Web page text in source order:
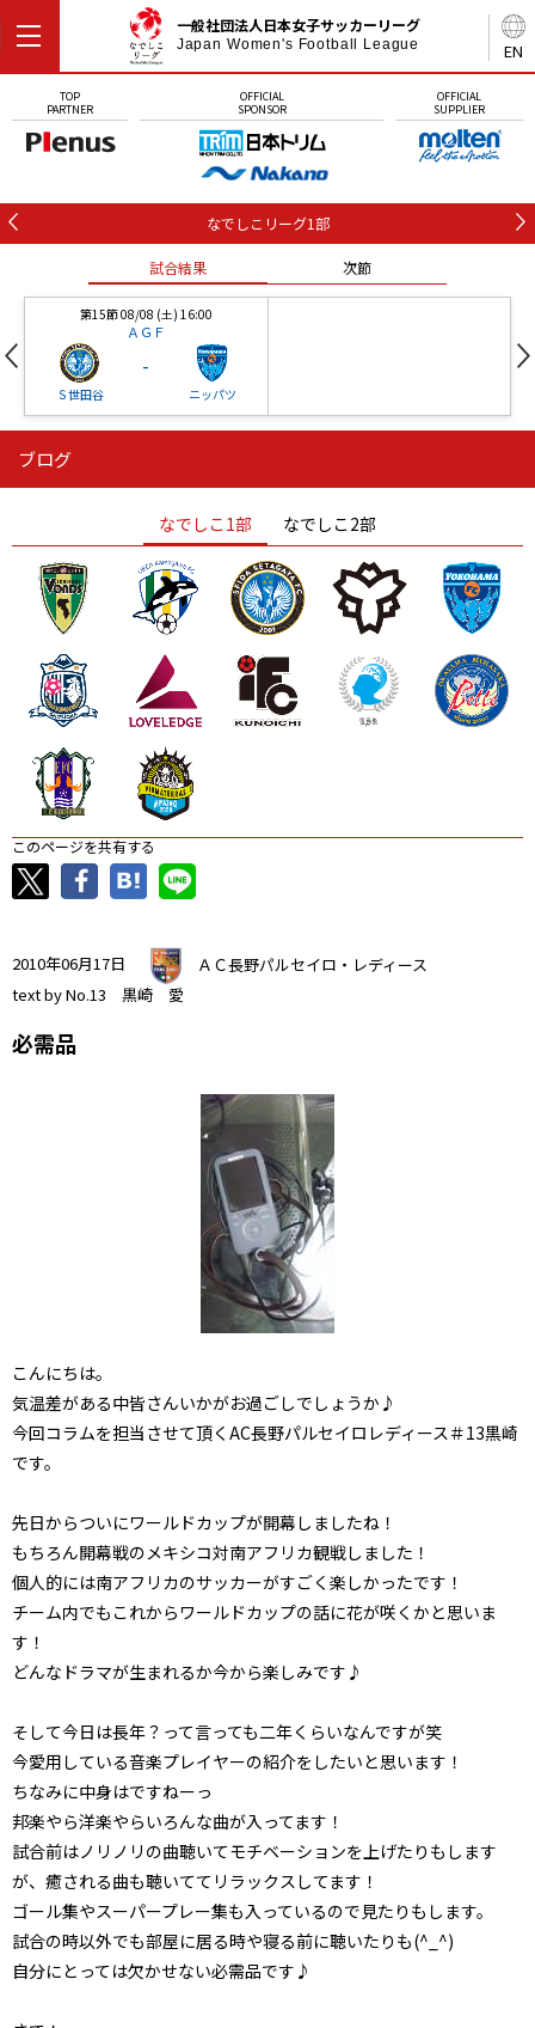
EN
一般社団法人日本女子サッカーリーグ
Japan Women's Football League
TOP
PARTNER
OFFICIAL
SPONSOR
OFFICIAL
SUPPLIER
なでしこリーグ1部
試合結果 次節
第15節 08/08 (土) 16:00
ＡＧＦ
Ｓ世田谷
-
ニッパツ
ニッパツ
ニッパツ 名古屋
石人の星
静岡 愛媛Ｌ
ブログ
なでしこ1部 なでしこ2部
このページを共有する
2010年06月17日
ＡＣ長野パルセイロ・レディース
text by No.13 黒崎 愛
必需品
こんにちは。
気温差がある中皆さんいかがお過ごしでしょうか♪
今回コラムを担当させて頂くAC長野パルセイロレディース＃13黒崎
です。
先日からついにワールドカップが開幕しましたね！
もちろん開幕戦のメキシコ対南アフリカ観戦しました！
個人的には南アフリカのサッカーがすごく楽しかったです！
チーム内でもこれからワールドカップの話に花が咲くかと思いま
す！
どんなドラマが生まれるか今から楽しみです♪
そして今日は長年？って言っても二年くらいなんですが笑
今愛用している音楽プレイヤーの紹介をしたいと思います！
ちなみに中身はですねーっ
邦楽やら洋楽やらいろんな曲が入ってます！
試合前はノリノリの曲聴いてモチベーションを上げたりもします
が、癒される曲も聴いててリラックスしてます！
ゴール集やスーパープレー集も入っているので見たりもします。
試合の時以外でも部屋に居る時や寝る前に聴いたりも(^_^)
自分にとっては欠かせない必需品です♪